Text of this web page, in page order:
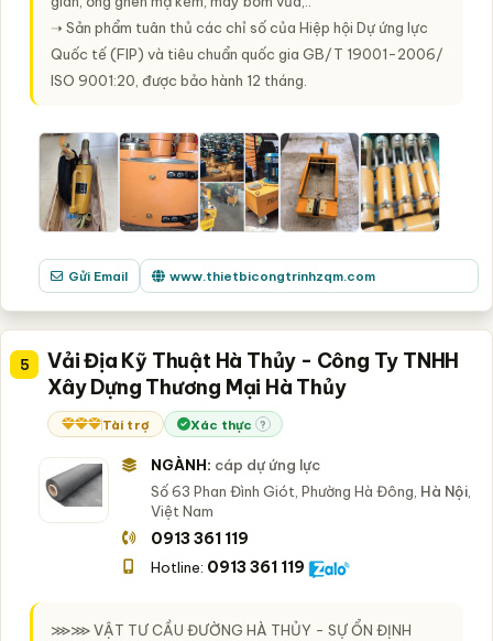
➝ Sản phẩm tuân thủ các chỉ số của Hiệp hội Dự ứng lực
Quốc tế (FIP) và tiêu chuẩn quốc gia GB/T 19001-2006/
ISO 9001:20, được bảo hành 12 tháng.
Gửi Email www.thietbicongtrinhzqm.com
5
Vải Địa Kỹ Thuật Hà Thủy - Công Ty TNHH
Xây Dựng Thương Mại Hà Thủy
Tài trợ Xác thực ?
NGÀNH: cáp dự ứng lực
Số 63 Phan Đình Giót, Phường Hà Đông, Hà Nội,
Việt Nam
0913 361 119
Hotline: 0913 361 119
⋙⋙VẬT TƯ CẦU ĐƯỜNG HÀ THỦY - SỰ ỔN ĐỊNH